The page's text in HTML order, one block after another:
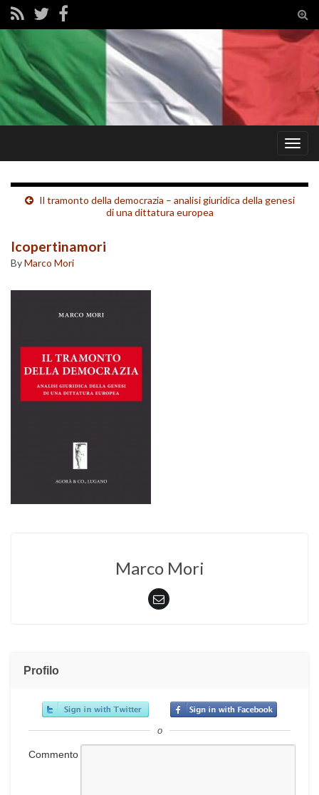
Il tramonto della democrazia – analisi giuridica della genesi
di una dittatura europea
Icopertinamori
ByMarco Mori
Marco Mori
Profilo
o
Commento